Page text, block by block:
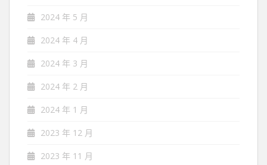
2024 年 5 月
2024 年 4 月
2024 年 3 月
2024 年 2 月
2024 年 1 月
2023 年 12 月
2023 年 11 月